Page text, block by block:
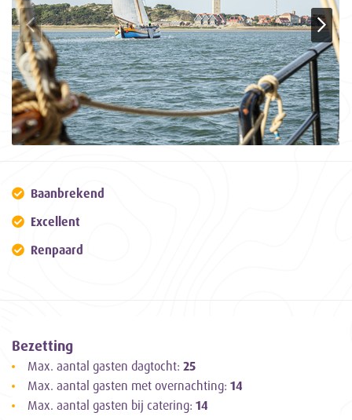
Baanbrekend
Excellent
Renpaard
Bezetting
Max. aantal gasten dagtocht: 25
Max. aantal gasten met overnachting: 14
Max. aantal gasten bij catering: 14